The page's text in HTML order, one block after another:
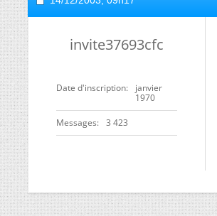
invite37693cfc
Date d'inscription
janvier
1970
Messages 3 423